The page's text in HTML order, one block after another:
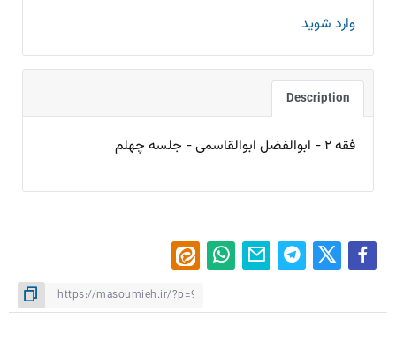
وارد شوید
Description
فقه ۲ - ابوالفضل ابوالقاسمی - جلسه چهلم